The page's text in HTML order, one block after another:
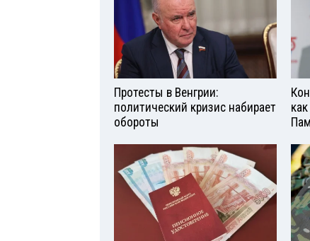
Протесты в Венгрии:
политический кризис набирает
обороты